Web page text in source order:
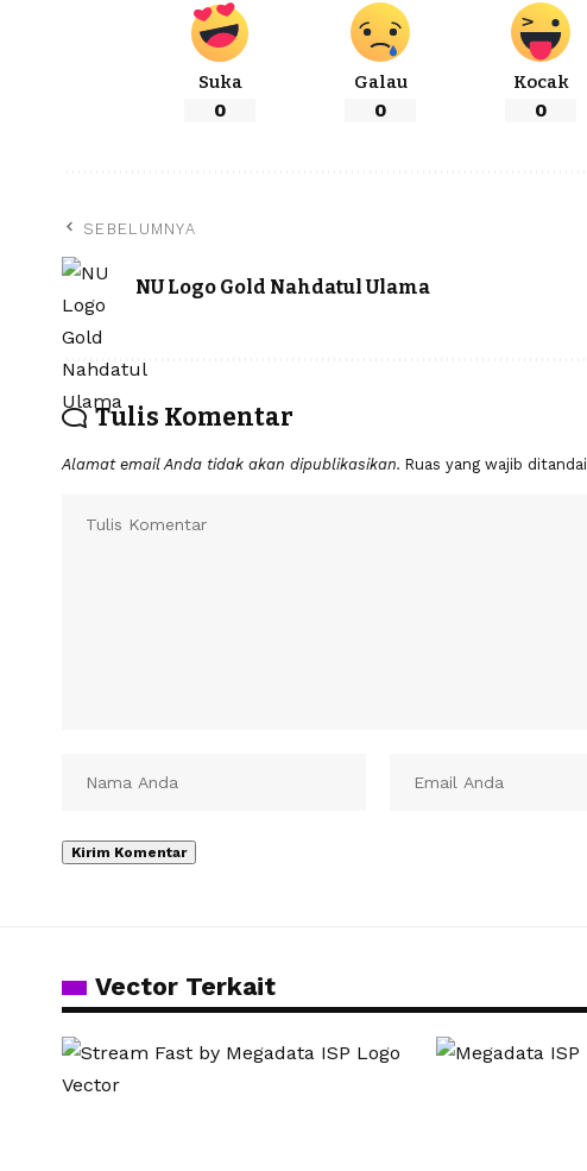
Suka
0
Galau
0
Kocak
0
SEBELUMNYA
NU Logo Gold Nahdatul Ulama
Tulis Komentar
Alamat email Anda tidak akan dipublikasikan. Ruas yang wajib ditandai
Vector Terkait